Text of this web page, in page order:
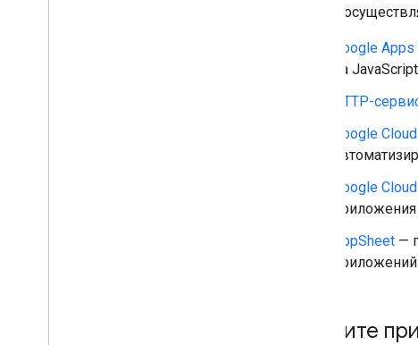
хотите
Google
на
HTTP-
Google
Google
AppSheet —
Изучите